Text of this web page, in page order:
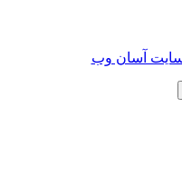
آسان وب